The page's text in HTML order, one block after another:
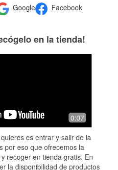
Google Facebook
en la tienda!
0:07
es entrar y salir de la
por eso que ofrecemos la
recoger en tienda gratis. En
la disponibilidad de productos